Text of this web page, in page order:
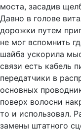
моста, засадив
Давно в голове
дорожки путем
не мог вспомнить
шайба ускорила
связи есть кабель
передатчики в
основных
поверх волосни
то и использовал.
замены штатного